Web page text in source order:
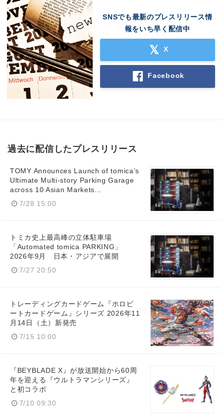
SNSでも最新のプレスリリース情
報をいち早く配信中
X
Facebook
過去に配信したプレスリリース
TOMY Announces Launch of tomica’s
Ultimate Multi-story Parking Garage
across 10 Asian Markets...
7/28 15:00
トミカ史上最高峰の立体駐車場
「Automated tomica PARKING」
2026年9月 日本・アジアで展開
7/27 20:50
トレーディングカードゲーム『ホロビ
ートカードゲーム』シリーズ 2026年11
月14日（土）新発売
7/15 10:00
『BEYBLADE X』が放送開始から60周
年を迎える『ウルトラマンシリーズ』
と初コラボ
7/10 09:30